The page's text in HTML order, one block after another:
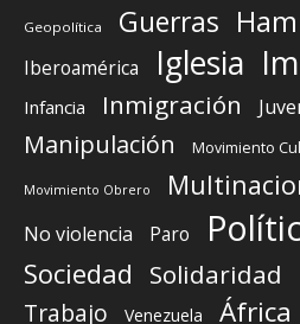
Geopolítica Guerras
Iberoamérica Iglesia
Infancia Inmigración
Manipulación Movimiento
Movimiento Obrero
No violencia
Paro
Sociedad Solidaridad
Trabajo Venezuela África